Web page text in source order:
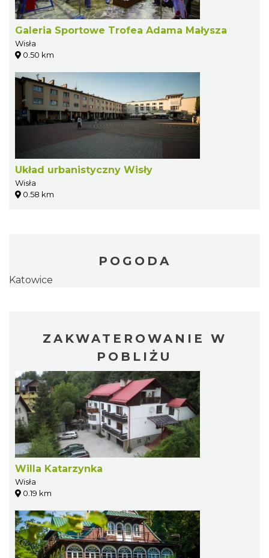
Galeria Sportowe Trofea Adama Małysza
Wisła
0.50 km
Układ urbanistyczny Wisły
Wisła
0.58 km
POGODA
Katowice
ZAKWATEROWANIE W
POBLIŻU
Willa Katarzynka
Wisła
0.19 km